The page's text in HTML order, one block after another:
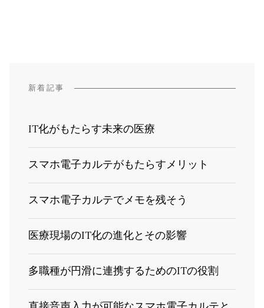
新着記事
IT化がもたらす未来の医療
スマホ電子カルテがもたらすメリット
スマホ電子カルテでメモを残そう
医療現場のIT化の進化とその影響
多職種が円滑に連携するためのITの役割